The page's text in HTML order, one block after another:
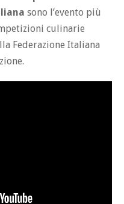
sono l’evento più
culinarie
Federazione Italiana